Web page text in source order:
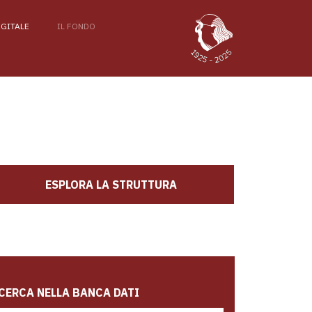
IL FONDO
ESPLORA LA STRUTTURA
NELLA BANCA DATI